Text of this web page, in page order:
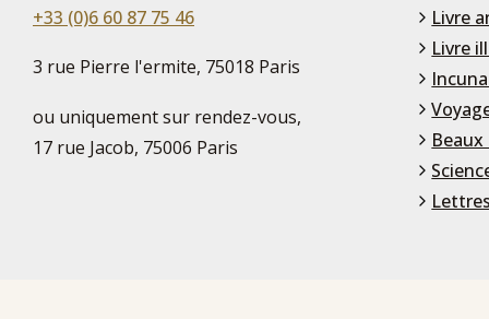
+33 (0)6 60 87 75 46
3 rue Pierre l'ermite, 75018 Paris
ou uniquement sur rendez-vous,
17 rue Jacob, 75006 Paris
Livre
Livre